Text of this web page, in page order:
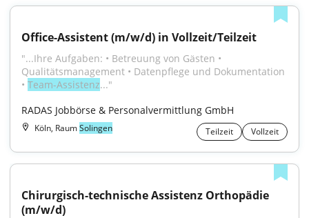
Office-Assistent (m/w/d) in Vollzeit/Teilzeit
"...Ihre Aufgaben: • Betreuung von Gästen •
Qualitätsmanagement • Datenpflege und Dokumentation
• Team-Assistenz..."
RADAS Jobbörse & Personalvermittlung GmbH
Köln, RaumSolingen Teilzeit Vollzeit
Chirurgisch-technische Assistenz Orthopädie
(m/w/d)